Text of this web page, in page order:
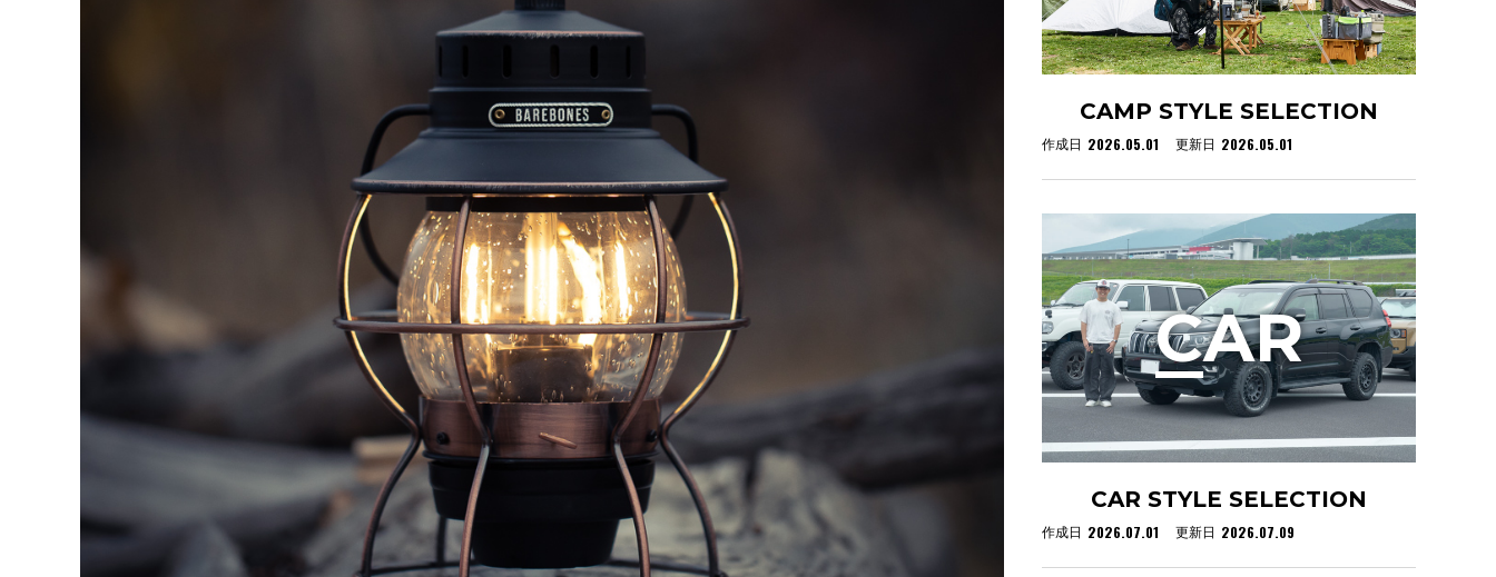
CAMP STYLE SELECTION
作成日 2026.05.01 更新日 2026.05.01
CAR STYLE SELECTION
作成日 2026.07.01 更新日 2026.07.09
CAR